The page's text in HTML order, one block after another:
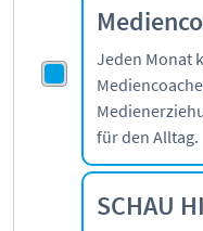
Jeden Monat
für den Alltag.
SCHAU
RUBRIKEN:
Grundlagen
Sicherheit & Risiken
Tipps & Regeln